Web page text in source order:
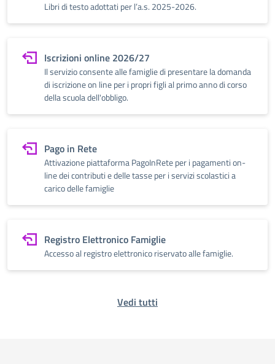
Libri di testo adottati per l’a.s. 2025-2026.
Iscrizioni online 2026/27
Il servizio consente alle famiglie di presentare la domanda
di iscrizione on line per i propri figli al primo anno di corso
della scuola dell'obbligo.
Pago in Rete
Attivazione piattaforma PagoInRete per i pagamenti on-
line dei contributi e delle tasse per i servizi scolastici a
carico delle famiglie
Registro Elettronico Famiglie
Accesso al registro elettronico riservato alle famiglie.
Vedi tutti